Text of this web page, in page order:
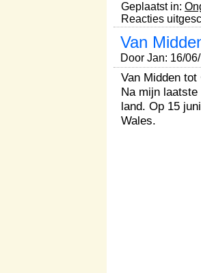
Geplaatst in:
Reacties
Van
Door Jan: 16/
Van Midden
Na mijn
land. Op 15
Wales.